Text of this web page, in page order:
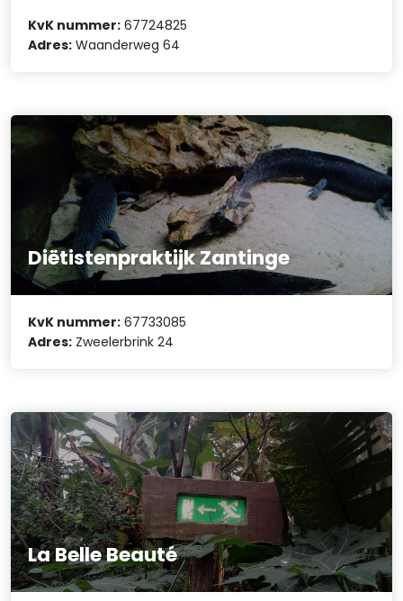
KvK nummer: 67724825
Adres: Waanderweg 64
Diëtistenpraktijk Zantinge
KvK nummer: 67733085
Adres: Zweelerbrink 24
La Belle Beauté